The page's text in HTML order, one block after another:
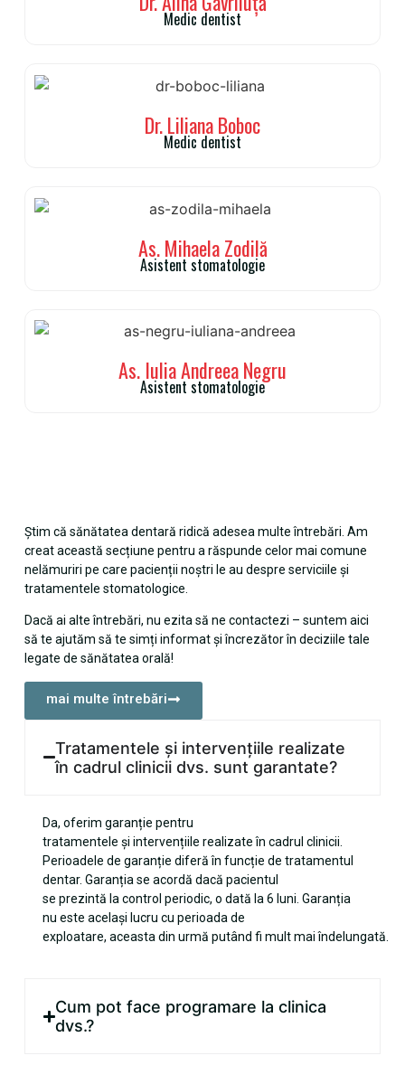
Medic dentist
Dr. Liliana Boboc
Medic dentist
As. Mihaela Zodilă
Asistent stomatologie
As. Iulia Andreea Negru
Asistent stomatologie
Știm că sănătatea dentară ridică adesea multe întrebări. Am
creat această secțiune pentru a răspunde celor mai comune
nelămuriri pe care pacienții noștri le au despre serviciile și
tratamentele stomatologice.
Dacă ai alte întrebări, nu ezita să ne contactezi – suntem aici
să te ajutăm să te simți informat și încrezător în deciziile tale
legate de sănătatea orală!
mai multe întrebări
Tratamentele și intervențiile realizate
în cadrul clinicii dvs. sunt garantate?
Da, oferim garanție pentru
tratamentele și intervențiile realizate în cadrul clinicii.
Perioadele de garanție diferă în funcție de tratamentul
dentar. Garanția se acordă dacă pacientul
se prezintă la control periodic, o dată la 6 luni. Garanția
nu este același lucru cu perioada de
exploatare, aceasta din urmă putând fi mult mai îndelungată.
Cum pot face programare la clinica
dvs.?